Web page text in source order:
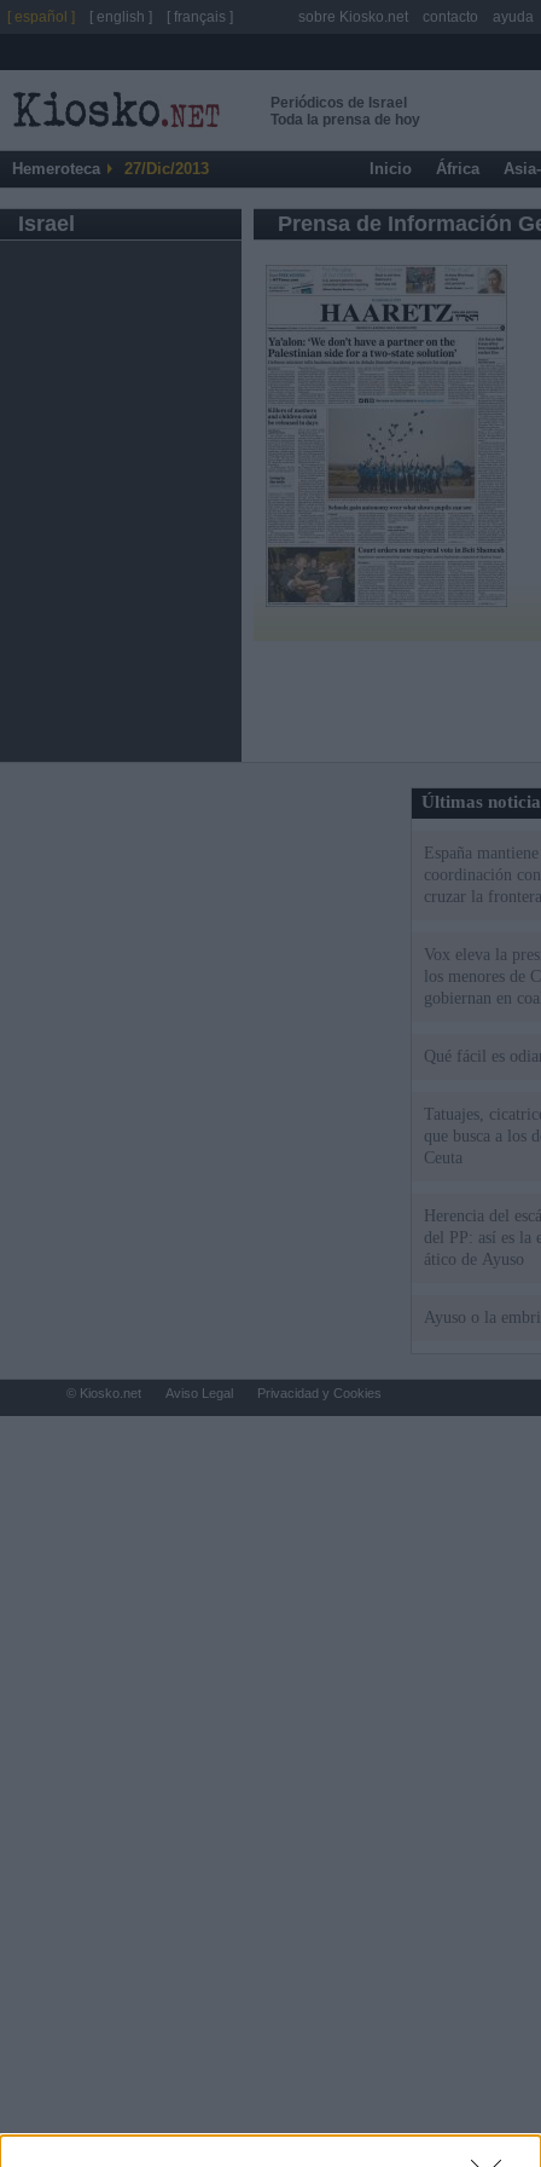
Periódicos de Israel
Toda la prensa de hoy
Hemeroteca 27/Dic/2013 Inicio África
Israel Prensa de Información
Últimas
España
coordinación
cruzar la
Vox eleva la
los menores de
gobiernan en
Qué fácil es
Tatuajes,
que busca a los
Ceuta
Herencia del
del PP: así es la
ático de Ayuso
Ayuso o la
[ español ] [ english ] [ français ] sobre Kiosko.net contacto ayuda
© Kiosko.net Aviso Legal Privacidad y Cookies